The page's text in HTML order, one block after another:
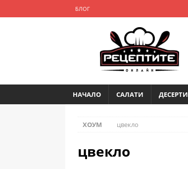
БЛОГ
НАЧАЛО САЛАТИ ДЕСЕРТИ
ХОУМ цвекло
цвекло